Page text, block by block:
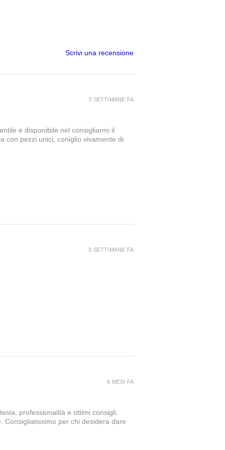
Scrivi una recensione
e disponibile nel consigliarmi il
con pezzi unici, coniglio vivamente di
3 SETTIMANE FA
3 SETTIMANE FA
professionalità e ottimi consigli.
Consigliatissimo per chi desidera dare
6 MESI FA